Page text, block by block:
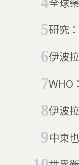
(10/
研究
伊波拉釀
WHO
伊波拉3國復
中東